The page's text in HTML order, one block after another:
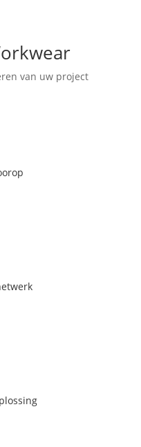
van uw project